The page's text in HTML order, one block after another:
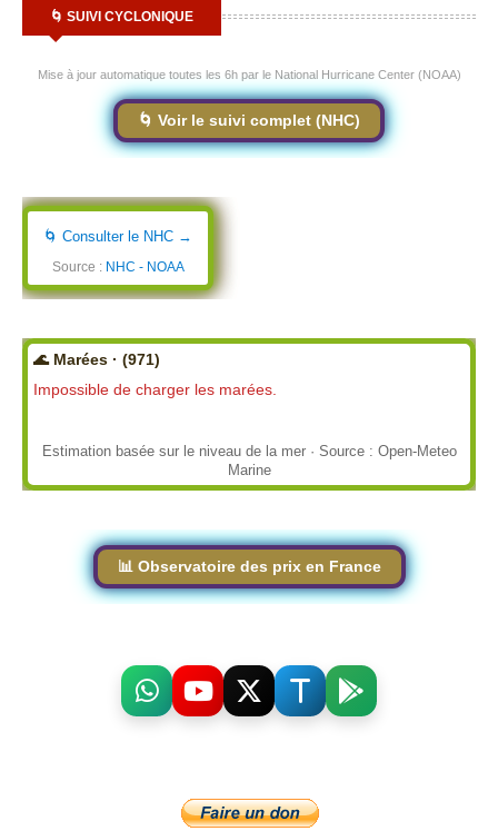
🌀 SUIVI CYCLONIQUE
Mise à jour automatique toutes les 6h par le National Hurricane Center (NOAA)
🌀 Voir le suivi complet (NHC)
🌀 Consulter le NHC →
Source : NHC - NOAA
🌊 Marées · (971)
Impossible de charger les marées.
Estimation basée sur le niveau de la mer · Source : Open-Meteo
Marine
📊 Observatoire des prix en France